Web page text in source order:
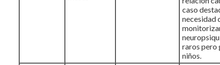
caso
necesidad
raros pero
niños.